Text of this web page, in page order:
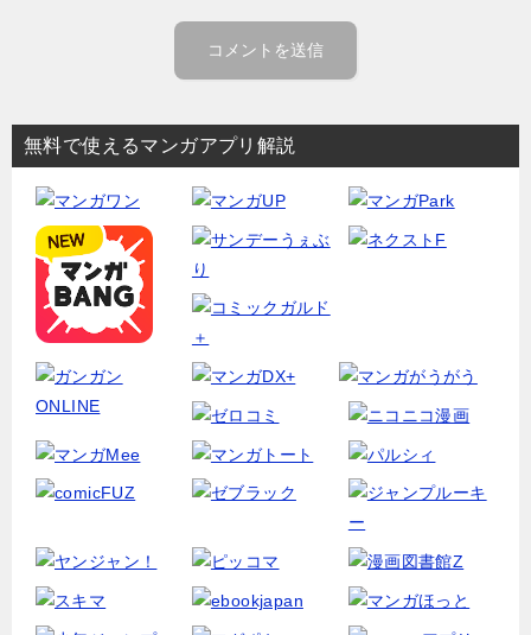
無料で使えるマンガアプリ解説